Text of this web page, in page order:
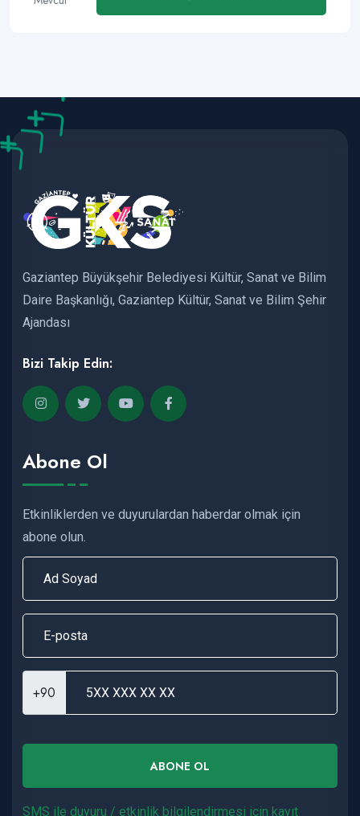
Gaziantep Büyükşehir Belediyesi Kültür, Sanat ve Bilim
Daire Başkanlığı, Gaziantep Kültür, Sanat ve Bilim Şehir
Ajandası
Bizi Takip Edin:
Abone Ol
Etkinliklerden ve duyurulardan haberdar olmak için
abone olun.
+90
ABONE OL
SMS ile duyuru / etkinlik bilgilendirmesi için kayıt